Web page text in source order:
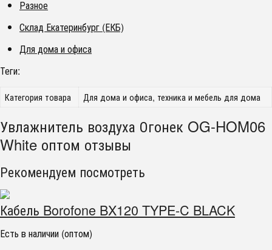
Разное
Склад Екатеринбург (ЕКБ)
Для дома и офиса
Теги:
Категория товара Для дома и офиса, техника и мебель для дома
Увлажнитель воздуха Огонек OG-HOM06
White оптом отзывы
Рекомендуем посмотреть
Кабель Borofone BX120 TYPE-C BLACK
Есть в наличии (оптом)